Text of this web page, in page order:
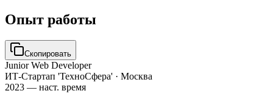
Опыт работы
Скопировать
Junior Web Developer
ИТ-Стартап 'ТехноСфера' · Москва
2023 — наст. время